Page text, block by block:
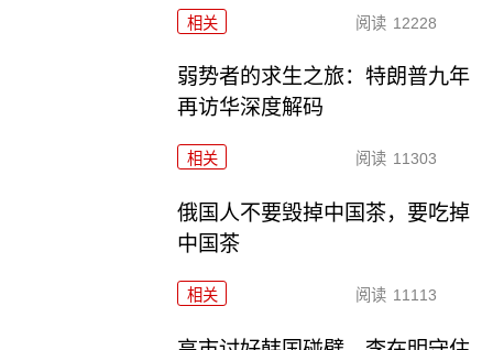
相关 阅读 12228
弱势者的求生之旅：特朗普九年
再访华深度解码
相关 阅读 11303
俄国人不要毁掉中国茶，要吃掉
中国茶
相关 阅读 11113